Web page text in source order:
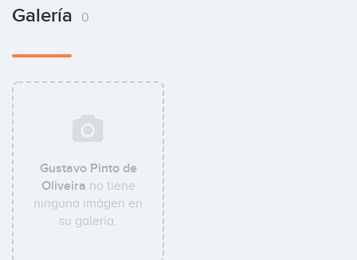
Galería 0
Gustavo Pinto de
Oliveira no tiene
ninguna imágen en
su galería.